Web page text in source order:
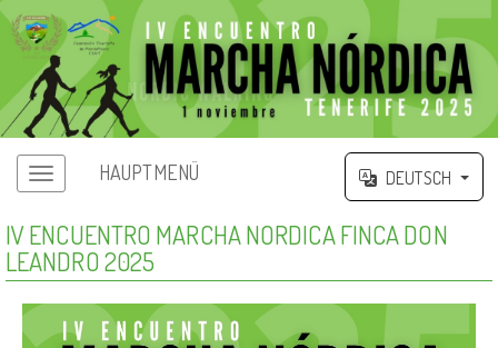
HAUPTMENÜ DEUTSCH
IV ENCUENTRO MARCHA NORDICA FINCA DON
LEANDRO 2025